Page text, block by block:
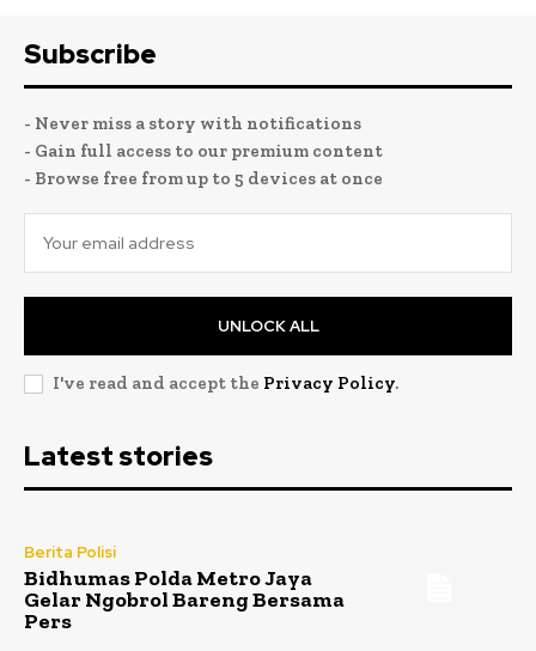
Subscribe
- Never miss a story with notifications
- Gain full access to our premium content
- Browse free from up to 5 devices at once
UNLOCK ALL
I've read and accept the Privacy Policy.
Latest stories
Berita Polisi
Bidhumas Polda Metro Jaya
Gelar Ngobrol Bareng Bersama
Pers